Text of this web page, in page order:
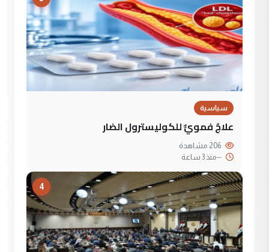
سياسية
علاجٌ فمويٌّ للكوليسترول الضار
--منذ 3 ساعة
4